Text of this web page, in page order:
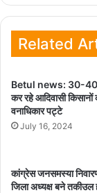
Related
Betul news: 30-40
कर रहे आदिवासी किसानों
वनाधिकार पट्टे
July 16, 2024
कांग्रेस जनसमस्या
जिला अध्यक्ष बने तकीउल